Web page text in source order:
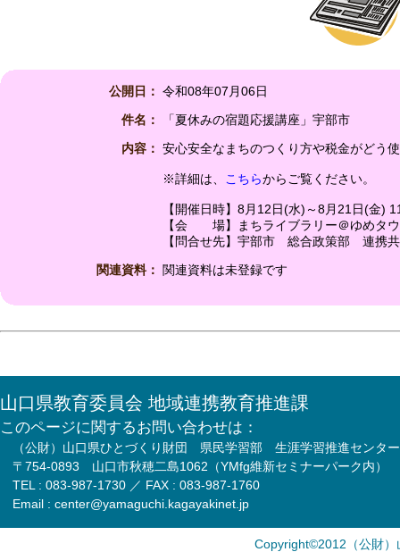
公開日： 令和08年07月06日
件名：
「夏休みの宿題応援講座」宇部市
内容： 安心安全なまちのつくり方や税金がどう
※詳細は、 こちらからご覧ください。
【開催日時】8月12日(水)～8月21日(金)
【会 場】まちライブラリー＠ゆめタ
【問合せ先】宇部市 総合政策部 連
関連資料： 関連資料は未登録です
山口県教育委員会 地域連携教育推進課
このページに関するお問い合わせは：
（公財）山口県ひとづくり財団 県民学習部 生涯学習推進センター
〒754-0893 山口市秋穂二島1062（YMfg維新セミナーパーク内）
TEL : 083-987-1730 ／ FAX : 083-987-1760
Email : center@yamaguchi.kagayakinet.jp
Copyright©2012（公財）